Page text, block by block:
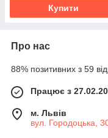
Купити
Про нас
88% позитивних з 59
Працює з
м. Львів
вул. Городоцька,